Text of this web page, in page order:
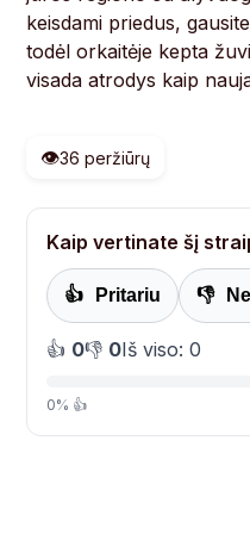
keisdami priedus,
todėl orkaitėje kepta
visada atrodys kaip
👁️36 peržiūrų
Kaip vertinate šį
👍 Pritariu 👎
👍 0👎 0Iš viso: 0
0% 👍